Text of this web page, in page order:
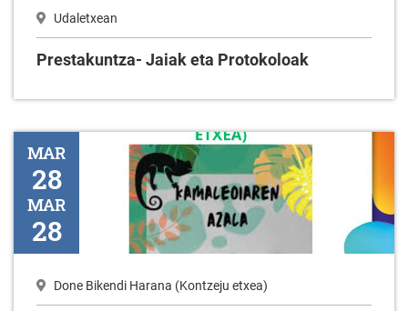
Udaletxean
Prestakuntza- Jaiak eta Protokoloak
Kamaleoiaren azala Ipuin Kontaketa
MAR
28
MAR
28
Done Bikendi Harana (Kontzeju etxea)